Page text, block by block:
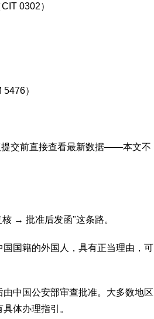
0302）
）
提交前直接查看最新数据——本文不
→ 批准后发函"这条路。
国籍的外国人，具有正当理由，可
中国公安部审查批准。大多数地区
体办理指引。